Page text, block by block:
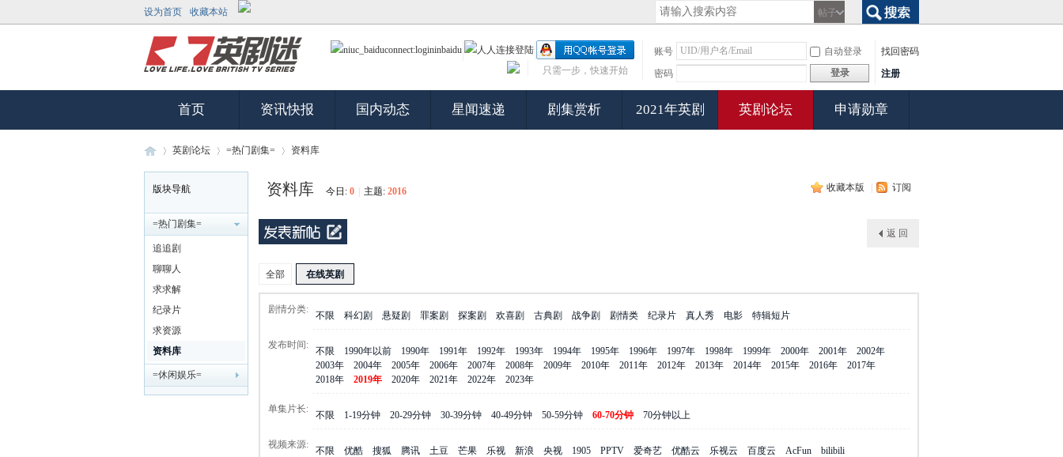
设为首页 收藏本站
帖子
账号
自动登录
找回密码
密码
登录 注册
只需一步，快速开始
首页 资讯快报 国内动态 星闻速递 剧集赏析 2021年英剧 英剧论坛 申请勋章
剧
»
英剧论坛 =热门剧集=
›
资料库
版块导航
=热门剧集=
追追剧
聊聊人
求求解
纪录片
求资源
资料库
=休闲娱乐=
收藏本版 订阅
资料库 今日: 0 主题: 2016
返 回
全部 在线英剧
剧情分类:
不限 科幻剧 悬疑剧 罪案剧 探案剧 欢喜剧 古典剧 战争剧 剧情类 纪录片 真人秀 电影 特辑短片
发布时间:
不限 1990年以前 1990年 1991年 1992年 1993年 1994年 1995年 1996年 1997年 1998年 1999年 2000年 2001年
2002年
2003年
2004年 2005年 2006年 2007年 2008年 2009年 2010年 2011年 2012年 2013年 2014年 2015年 2016年
2017年
2018年
2019年 2020年 2021年 2022年 2023年
单集片长:
不限 1-19分钟 20-29分钟 30-39分钟 40-49分钟 50-59分钟 60-70分钟 70分钟以上
视频来源:
不限 优酷 搜狐 腾讯 土豆 芒果 乐视 新浪 央视 1905 PPTV 爱奇艺 优酷云 乐视云 百度云 AcFun bilibili